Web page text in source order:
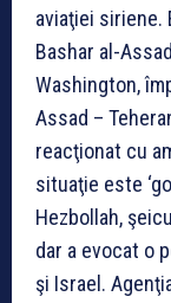
aviaţiei siriene.
Bashar al-
Washington,
Assad –
reacţionat cu
situaţie este
Hezbollah,
dar a evocat o
şi Israel.